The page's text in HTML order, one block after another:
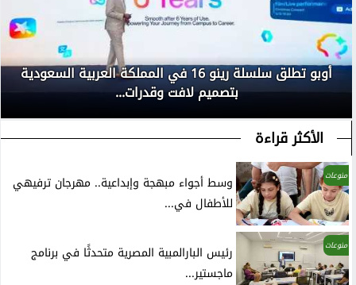
أوبو تطلق سلسلة رينو 16 في المملكة العربية السعودية
بتصميم لافت وقدرات...
الأكثر قراءة
منوعات
وسط أجواء مبهجة وإبداعية.. مهرجان ترفيهي
للأطفال في...
منوعات
رئيس البارالمبية المصرية متحدثًا في برنامج
ماجستير...